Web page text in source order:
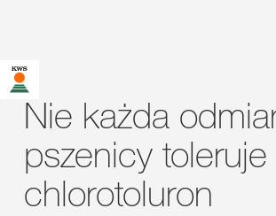
Nie każda
pszenicy toleruje
chlorotoluron